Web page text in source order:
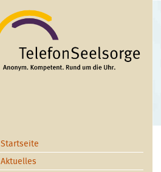
Startseite
Aktuelles